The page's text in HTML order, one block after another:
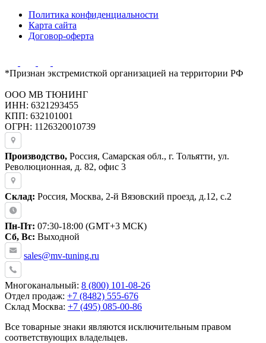
Политика конфиденциальности
Карта сайта
Договор-оферта
*Признан экстремисткой организацией на территории РФ
ООО МВ ТЮНИНГ
ИНН: 6321293455
КПП: 632101001
ОГРН: 1126320010739
Производство, Россия, Самарская обл., г. Тольятти, ул.
Революционная, д. 82, офис 3
Склад: Россия, Москва, 2-й Вязовский проезд, д.12, с.2
Пн-Пт: 07:30-18:00 (GMT+3 МСК)
Сб, Вс: Выходной
sales@mv-tuning.ru
Многоканальный: 8 (800) 101-08-26
Отдел продаж: +7 (8482) 555-676
Склад Москва: +7 (495) 085-00-86
Все товарные знаки являются исключительным правом
соответствующих владельцев.